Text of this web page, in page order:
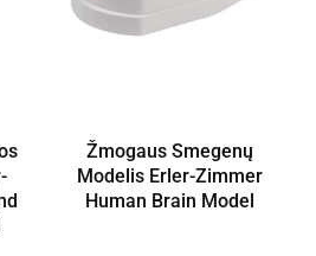
Žmogaus Smegenų
Modelis Erler-Zimmer
Human Brain Model